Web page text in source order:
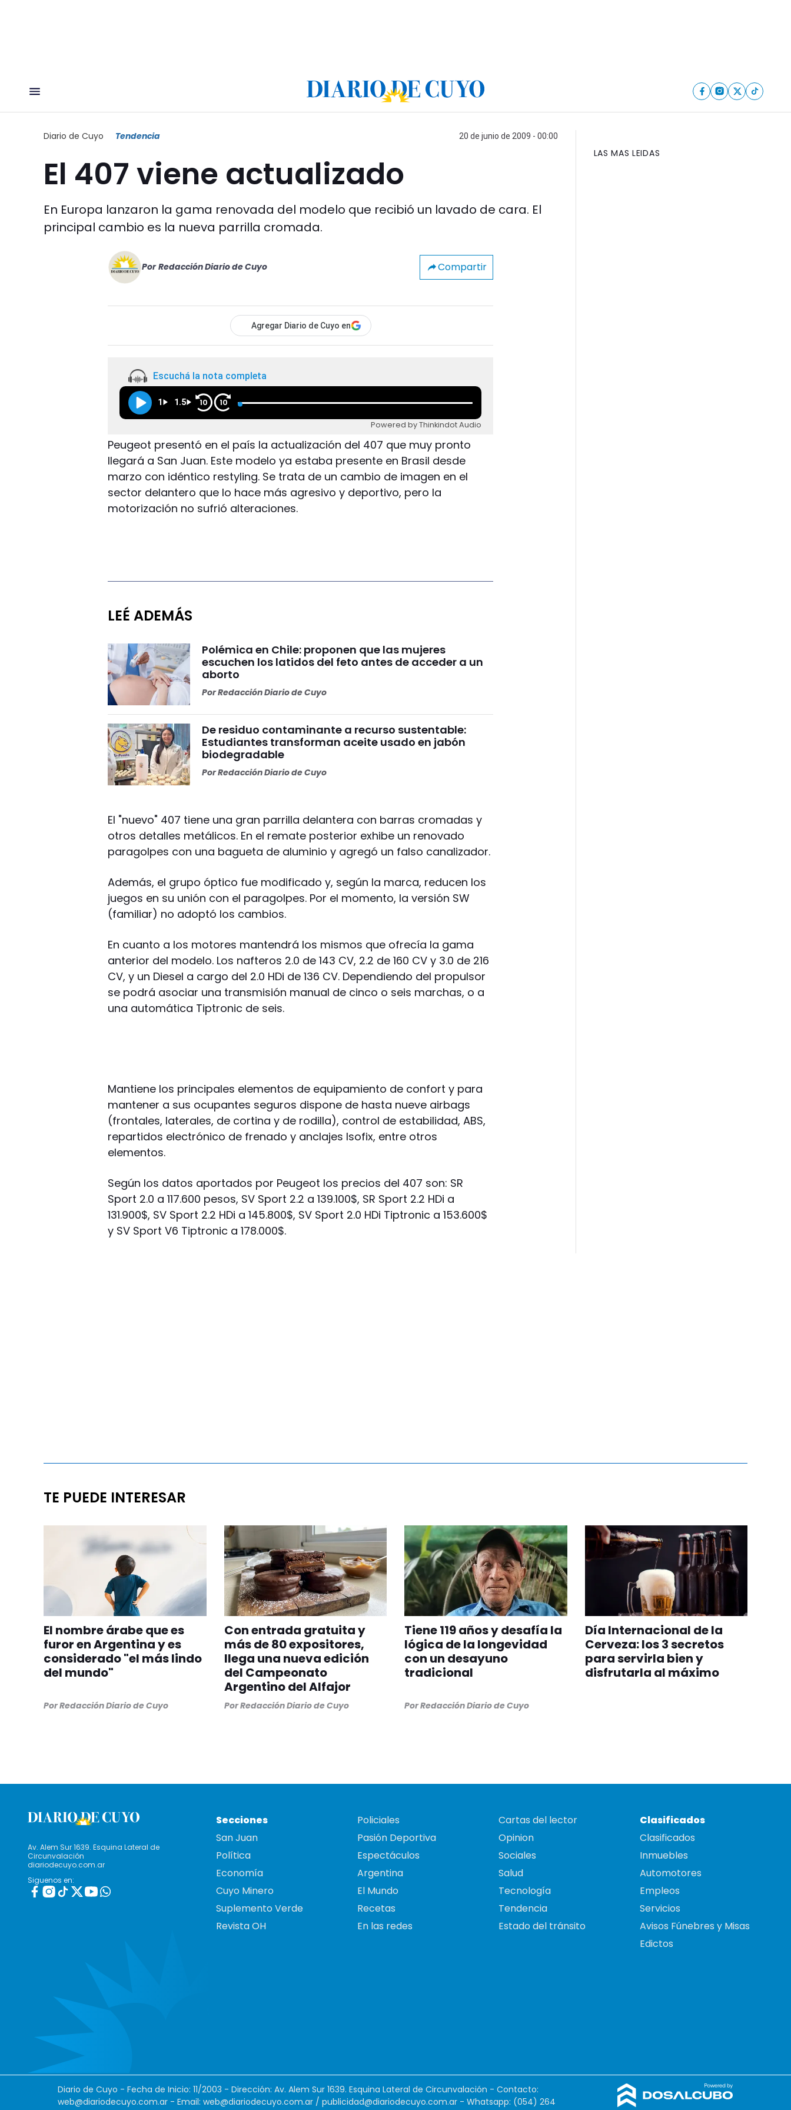
Diario de Cuyo Tendencia 20 de junio de 2009 - 00:00
El 407 viene actualizado
En Europa lanzaron la gama renovada del modelo que recibió un lavado de cara. El
principal cambio es la nueva parrilla cromada.
Por Redacción Diario de Cuyo Compartir
Agregar Diario de Cuyo en
Escuchá la nota completa
1 1.5 10 10
Powered by Thinkindot Audio
Peugeot presentó en el país la actualización del 407 que muy pronto
llegará a San Juan. Este modelo ya estaba presente en Brasil desde
marzo con idéntico restyling. Se trata de un cambio de imagen en el
sector delantero que lo hace más agresivo y deportivo, pero la
motorización no sufrió alteraciones.
LEÉ ADEMÁS
Polémica en Chile: proponen que las mujeres
escuchen los latidos del feto antes de acceder a un
aborto
PorRedacción Diario de Cuyo
De residuo contaminante a recurso sustentable:
Estudiantes transforman aceite usado en jabón
biodegradable
PorRedacción Diario de Cuyo
El "nuevo" 407 tiene una gran parrilla delantera con barras cromadas y
otros detalles metálicos. En el remate posterior exhibe un renovado
paragolpes con una bagueta de aluminio y agregó un falso canalizador.
Además, el grupo óptico fue modificado y, según la marca, reducen los
juegos en su unión con el paragolpes. Por el momento, la versión SW
(familiar) no adoptó los cambios.
En cuanto a los motores mantendrá los mismos que ofrecía la gama
anterior del modelo. Los nafteros 2.0 de 143 CV, 2.2 de 160 CV y 3.0 de 216
CV, y un Diesel a cargo del 2.0 HDi de 136 CV. Dependiendo del propulsor
se podrá asociar una transmisión manual de cinco o seis marchas, o a
una automática Tiptronic de seis.
Mantiene los principales elementos de equipamiento de confort y para
mantener a sus ocupantes seguros dispone de hasta nueve airbags
(frontales, laterales, de cortina y de rodilla), control de estabilidad, ABS,
repartidos electrónico de frenado y anclajes Isofix, entre otros
elementos.
Según los datos aportados por Peugeot los precios del 407 son: SR
Sport 2.0 a 117.600 pesos, SV Sport 2.2 a 139.100$, SR Sport 2.2 HDi a
131.900$, SV Sport 2.2 HDi a 145.800$, SV Sport 2.0 HDi Tiptronic a 153.600$
y SV Sport V6 Tiptronic a 178.000$.
LAS MAS LEIDAS
TE PUEDE INTERESAR
El nombre árabe que es
furor en Argentina y es
considerado "el más lindo
del mundo"
PorRedacción Diario de Cuyo
Con entrada gratuita y
más de 80 expositores,
llega una nueva edición
del Campeonato
Argentino del Alfajor
PorRedacción Diario de Cuyo
Tiene 119 años y desafía la
lógica de la longevidad
con un desayuno
tradicional
PorRedacción Diario de Cuyo
Día Internacional de la
Cerveza: los 3 secretos
para servirla bien y
disfrutarla al máximo
Av. Alem Sur 1639. Esquina Lateral de
Circunvalación
diariodecuyo.com.ar
Siguenos en:
Secciones
San Juan
Política
Economía
Cuyo Minero
Suplemento Verde
Revista OH
Policiales
Pasión Deportiva
Espectáculos
Argentina
El Mundo
Recetas
En las redes
Cartas del lector
Opinion
Sociales
Salud
Tecnología
Tendencia
Estado del tránsito
Clasificados
Clasificados
Inmuebles
Automotores
Empleos
Servicios
Avisos Fúnebres y Misas
Edictos
Diario de Cuyo - Fecha de Inicio: 11/2003 - Dirección: Av. Alem Sur 1639. Esquina Lateral de Circunvalación - Contacto:
web@diariodecuyo.com.ar - Email: web@diariodecuyo.com.ar / publicidad@diariodecuyo.com.ar - Whatsapp: (054) 264